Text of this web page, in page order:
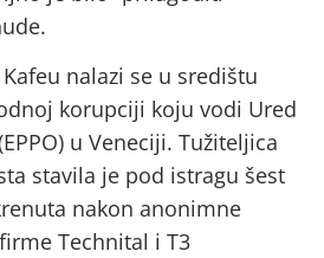
nalazi se u središtu
korupciji koju vodi Ured
u Veneciji. Tužiteljica
stavila je pod istragu šest
nakon anonimne
Technital i T3